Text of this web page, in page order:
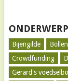
Bijengilde
Crowdfunding
Gerard's